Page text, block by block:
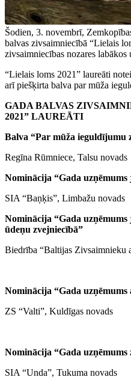
Šodien, 3. novembrī,
balvas zivsaimniecībā “Lielais
zivsaimniecības nozares
“Lielais loms 2021” laureāti
arī piešķirta balva par mūža
GADA BALVAS
2021” LAUREĀTI
Balva “Par mūža ieguldījumu
Regīna Rūmniece, Talsu novads
Nominācija “Gada
SIA “Baņķis”, Limbažu novads
Nominācija “Gada
ūdeņu zvejniecībā”
Biedrība “Baltijas Zivsaimnieku
Nominācija “Gada uzņēmums
ZS “Valti”, Kuldīgas novads
Nominācija “Gada uzņēmums
SIA “Unda”, Tukuma novads